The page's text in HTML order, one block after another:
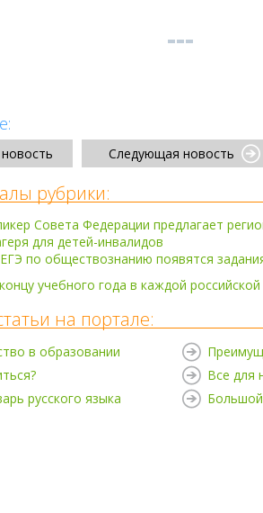
Следующая новость
рубрики:
Совета Федерации предлагает
для детей-инвалидов
по обществознанию появятся
учебного года в каждой
на портале:
в образовании
русского языка
Все для
Большой